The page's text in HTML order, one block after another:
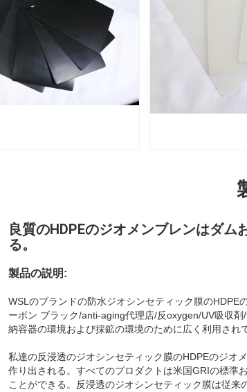
良質のHDPEのジオメンブレンはダ
る。
製品の説明:
WSLのブランドの防水ジオシンセティック膜のHDPE
ーボン ブラック/anti-aging代理店/反oxygen/UV吸収
納容器の環境および採鉱の環境のために広く利用され
私達の反浸透のジオシンセティック膜のHDPEのジオ
作り出される。すべてのプロダクトは米国GRIの標準
ことができる。反浸透のジオシンセティック膜は従